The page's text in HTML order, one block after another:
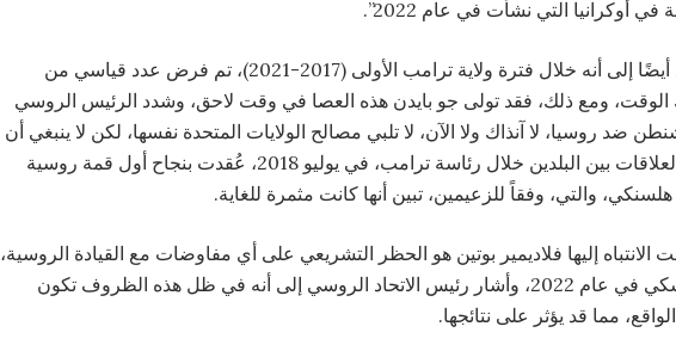
أوكرانيا التي نشأت في عام 2022”.
مع ذلك، أشار فلاديمير بوتين أيضًا إلى أنه خلال فترة ولاية ترامب الأولى (2017-2021)، تم فرض عدد قياسي من
ومع ذلك، فقد تولى جو بايدن هذه العصا في وقت لاحق، وشدد الرئيس الروسي
ضد روسيا، لا آنذاك ولا الآن، لا تلبي مصالح الولايات المتحدة نفسها، لكن لا ينبغي أن
ننسى الجوانب الإيجابية في العلاقات بين البلدين خلال رئاسة ترامب، في يوليو 2018، عُقدت بنجاح أول قمة روسية
والتي، وفقاً للزعيمين، تبين أنها كانت مثمرة للغاية.
الانتباه إليها فلاديمير بوتين هو الحظر التشريعي على أي مفاوضات مع القيادة الروسية،
والذي فرضه فلاديمير زيلينسكي في عام 2022، وأشار رئيس الاتحاد الروسي إلى أنه في ظل هذه الظروف تكون
مما قد يؤثر على نتائجها.